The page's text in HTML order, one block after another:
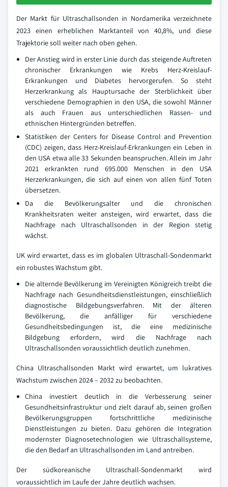
Der Markt für Ultraschallsonden in Nordamerika verzeichnete
2023 einen erheblichen Marktanteil von 40,8%, und diese
Trajektorie soll weiter nach oben gehen.
Der Anstieg wird in erster Linie durch das steigende Auftreten
chronischer Erkrankungen wie Krebs Herz-Kreislauf-
Erkrankungen und Diabetes hervorgerufen. So steht
Herzerkrankung als Hauptursache der Sterblichkeit über
verschiedene Demographien in den USA, die sowohl Männer
als auch Frauen aus unterschiedlichen Rassen- und
ethnischen Hintergründen betreffen.
Statistiken der Centers for Disease Control and Prevention
(CDC) zeigen, dass Herz-Kreislauf-Erkrankungen ein Leben in
den USA etwa alle 33 Sekunden beanspruchen. Allein im Jahr
2021 erkrankten rund 695.000 Menschen in den USA
Herzerkrankungen, die sich auf einen von allen fünf Toten
übersetzen.
Da die Bevölkerungsalter und die chronischen
Krankheitsraten weiter ansteigen, wird erwartet, dass die
Nachfrage nach Ultraschallsonden in der Region stetig
wächst.
UK wird erwartet, dass es im globalen Ultraschall-Sondenmarkt
ein robustes Wachstum gibt.
Die alternde Bevölkerung im Vereinigten Königreich treibt die
Nachfrage nach Gesundheitsdienstleistungen, einschließlich
diagnostische Bildgebungsverfahren. Mit der älteren
Bevölkerung, die anfälliger für verschiedene
Gesundheitsbedingungen ist, die eine medizinische
Bildgebung erfordern, wird die Nachfrage nach
Ultraschallsonden voraussichtlich deutlich zunehmen.
China Ultraschallsonden Markt wird erwartet, um lukratives
Wachstum zwischen 2024 – 2032 zu beobachten.
China investiert deutlich in die Verbesserung seiner
Gesundheitsinfrastruktur und zielt darauf ab, seinen großen
Bevölkerungsgruppen fortschrittliche medizinische
Dienstleistungen zu bieten. Dazu gehören die Integration
modernster Diagnosetechnologien wie Ultraschallsysteme,
die den Bedarf an Ultraschallsonden im Land antreiben.
Der südkoreanische Ultraschall-Sondenmarkt wird
voraussichtlich im Laufe der Jahre deutlich wachsen.